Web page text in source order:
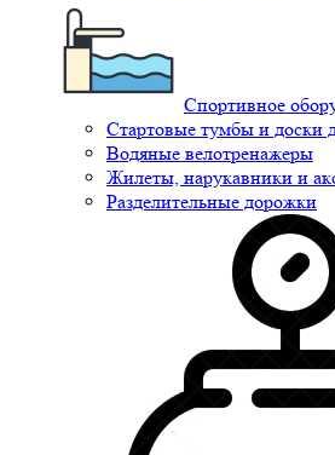
Спортивное
Стартовые тумбы и доски
Водяные велотренажеры
Жилеты, нарукавники и
Разделительные дорожки